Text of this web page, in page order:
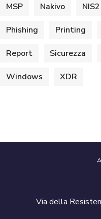
MSP Nakivo NIS2
Phishing Printing
Report Sicurezza
Windows XDR
Via della